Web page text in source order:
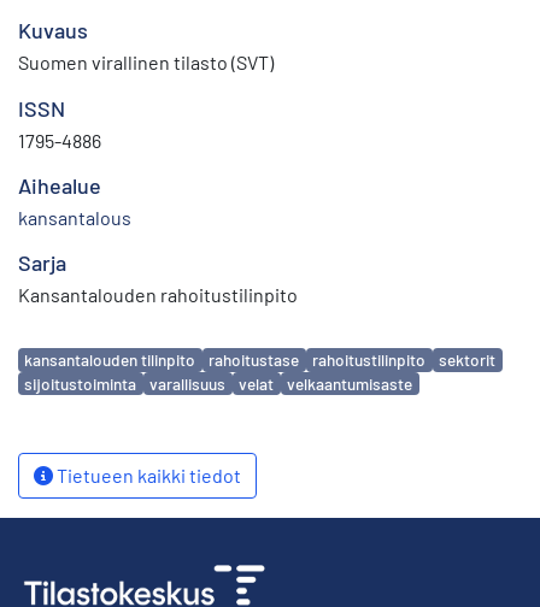
Kuvaus
Suomen virallinen tilasto (SVT)
ISSN
1795-4886
Aihealue
kansantalous
Sarja
Kansantalouden rahoitustilinpito
Avainsanat
kansantalouden tilinpito rahoitustase rahoitustilinpito
sektorit
sijoitustoiminta
varallisuus velat velkaantumisaste
Tietueen kaikki tiedot